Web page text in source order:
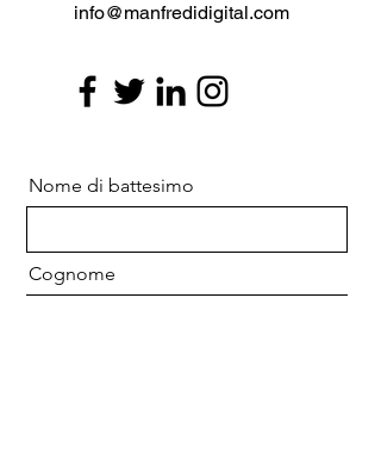
info@manfredidigital.com
Nome di battesimo
Cognome